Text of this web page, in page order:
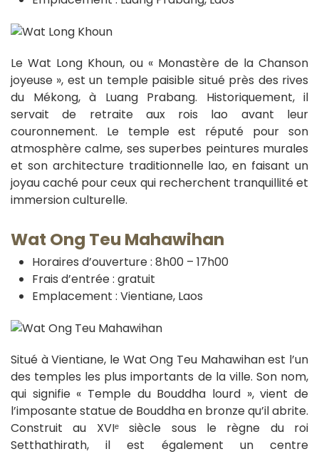
Le Wat Long Khoun, ou « Monastère de la Chanson
joyeuse », est un temple paisible situé près des rives
du Mékong, à Luang Prabang. Historiquement, il
servait de retraite aux rois lao avant leur
couronnement. Le temple est réputé pour son
atmosphère calme, ses superbes peintures murales
et son architecture traditionnelle lao, en faisant un
joyau caché pour ceux qui recherchent tranquillité et
immersion culturelle.
Wat Ong Teu Mahawihan
Horaires d’ouverture : 8h00 – 17h00
Frais d’entrée : gratuit
Emplacement : Vientiane, Laos
Situé à Vientiane, le Wat Ong Teu Mahawihan est l’un
des temples les plus importants de la ville. Son nom,
qui signifie « Temple du Bouddha lourd », vient de
l’imposante statue de Bouddha en bronze qu’il abrite.
Construit au XVIᵉ siècle sous le règne du roi
Setthathirath, il est également un centre